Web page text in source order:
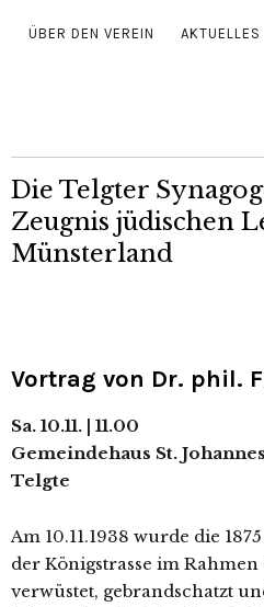
ÜBER DEN VEREIN AKTUELLES
Die Telgter
Zeugnis jüdischen
Münsterland
Vortrag von Dr. phil.
Sa. 10.11. | 11.00
Gemeindehaus St.
Telgte
Am 10.11.1938 wur­de die
der Königstrasse im
ver­wüs­tet, gebrand­schatzt